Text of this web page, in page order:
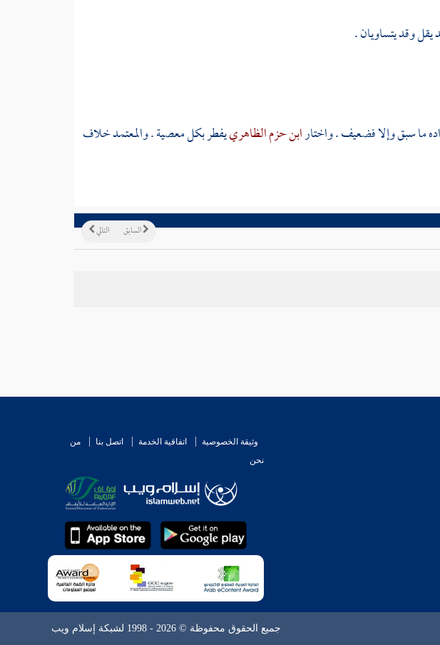
يقل وقد يتساويان .
ما سبق وإلا فضعيف . واختارابن حزم الظاهرييفطر بكل معصية . والمعتمد خلاف
التالي السابق
وثيقة الخصوصية اتفاقية الخدمة اتصل بنا
من
نحن
جميع الحقوق محفوظة © 2026 - 1998 لشبكة إسلام ويب